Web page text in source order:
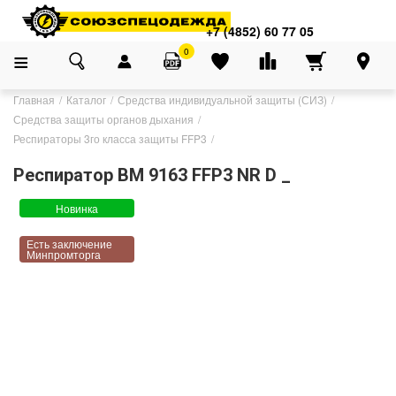
+7 (4852) 60 77 05
0
Главная Каталог
Средства индивидуальной защиты (СИЗ)
Средства защиты органов дыхания
Респираторы 3го класса защиты FFP3
Респиратор ВМ 9163 FFP3 NR D _
Новинка
Есть заключение
Минпромторга